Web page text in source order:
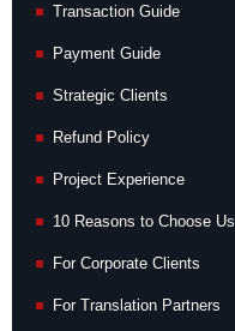
Transaction Guide
Payment Guide
Strategic Clients
Refund Policy
Project Experience
10 Reasons to Choose Us
For Corporate Clients
For Translation Partners